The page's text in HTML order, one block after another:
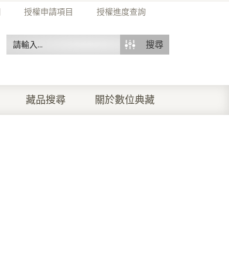
授權申請項目 授權進度查詢
搜尋
藏品搜尋 關於數位典藏